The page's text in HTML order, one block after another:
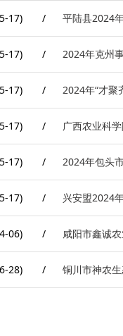
17) / 平陆县2024
17) / 2024年克州
17) / 2024年“才聚
17) / 广西农业科
17) / 2024年包头
17) / 兴安盟2024
06) / 咸阳市鑫诚
28) / 铜川市神农